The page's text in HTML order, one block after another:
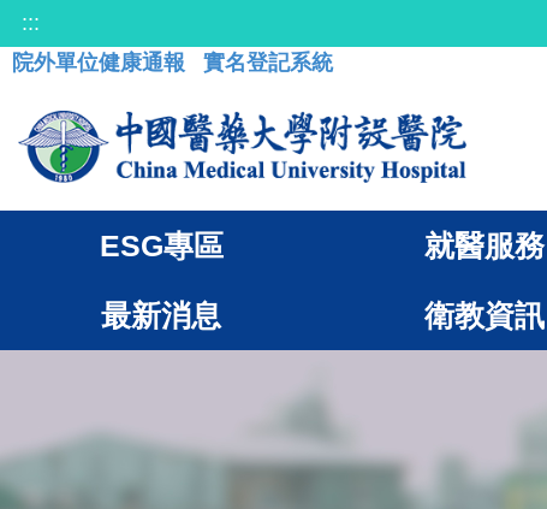
:::
院外單位健康通報
實名登記系統
ESG專區 就醫服務
最新消息 衛教資訊